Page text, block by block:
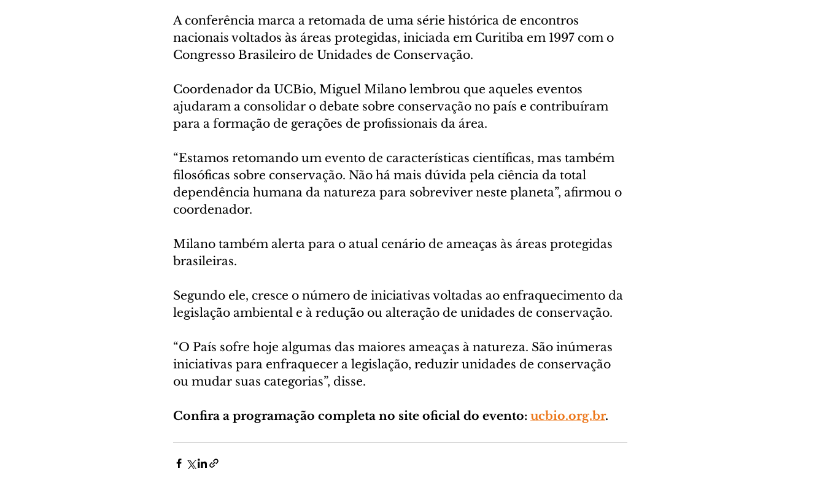
A conferência marca a retomada de uma série histórica de encontros
nacionais voltados às áreas protegidas, iniciada em Curitiba em 1997 com o
Congresso Brasileiro de Unidades de Conservação.
Coordenador da UCBio, Miguel Milano lembrou que aqueles eventos
ajudaram a consolidar o debate sobre conservação no país e contribuíram
para a formação de gerações de profissionais da área.
“Estamos retomando um evento de características científicas, mas também
filosóficas sobre conservação. Não há mais dúvida pela ciência da total
dependência humana da natureza para sobreviver neste planeta”, afirmou o
coordenador.
Milano também alerta para o atual cenário de ameaças às áreas protegidas
brasileiras.
Segundo ele, cresce o número de iniciativas voltadas ao enfraquecimento da
legislação ambiental e à redução ou alteração de unidades de conservação.
“O País sofre hoje algumas das maiores ameaças à natureza. São inúmeras
iniciativas para enfraquecer a legislação, reduzir unidades de conservação
ou mudar suas categorias”, disse.
Confira a programação completa no site oficial do evento: ucbio.org.br.